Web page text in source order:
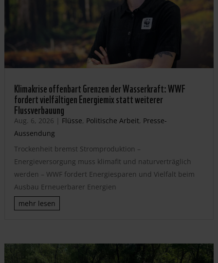
Klimakrise offenbart Grenzen der Wasserkraft: WWF
fordert vielfältigen Energiemix statt weiterer
Flussverbauung
Aug. 6, 2026 | Flüsse, Politische Arbeit, Presse-
Aussendung
Trockenheit bremst Stromproduktion –
Energieversorgung muss klimafit und naturverträglich
werden – WWF fordert Energiesparen und Vielfalt beim
Ausbau Erneuerbarer Energien
mehr lesen